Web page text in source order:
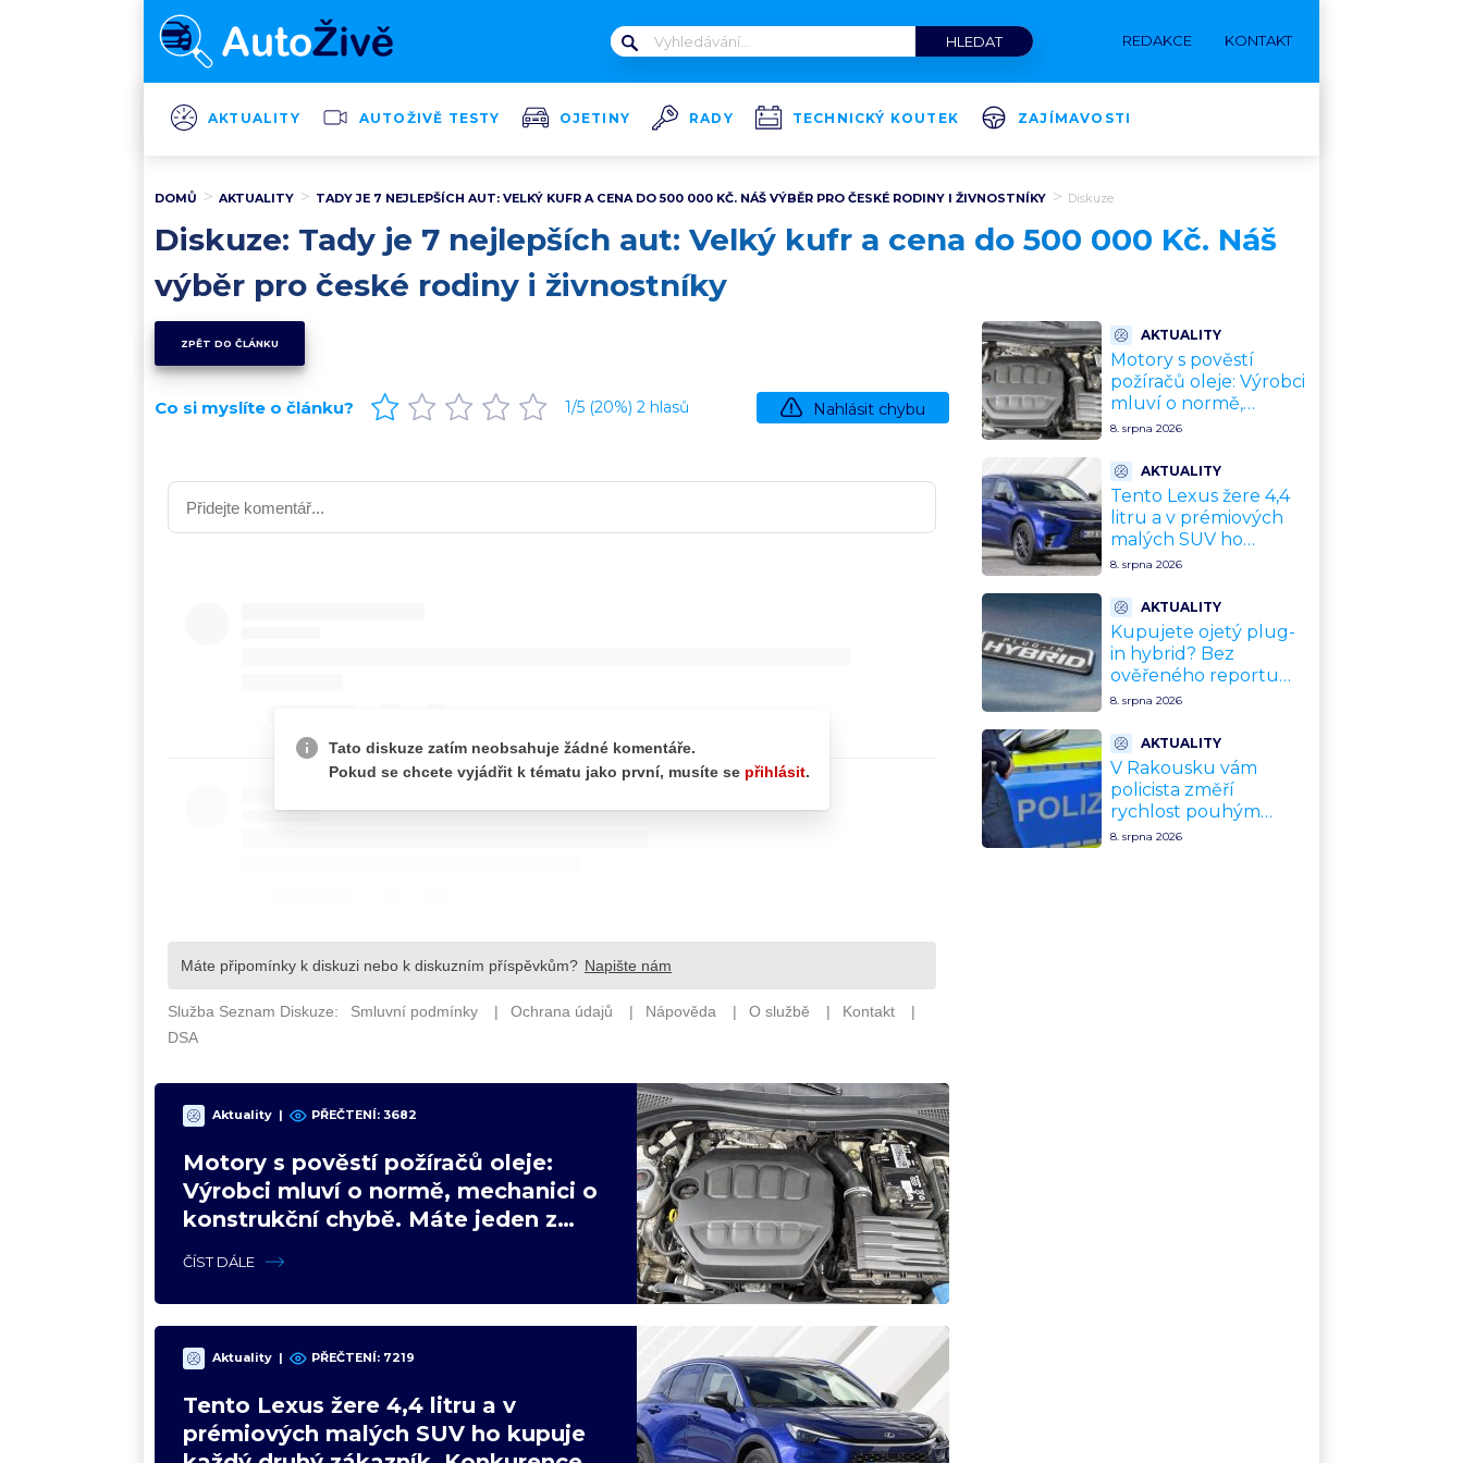
REDAKCE KONTAKT
AKTUALITY AUTOŽIVĚ TESTY OJETINY RADY TECHNICKÝ KOUTEK ZAJÍMAVOSTI
DOMŮ AKTUALITY TADY JE 7 NEJLEPŠÍCH AUT: VELKÝ KUFR A CENA DO 500 000 KČ. NÁŠ VÝBĚR PRO ČESKÉ RODINY I ŽIVNOSTNÍKY Diskuze
Diskuze: Tady je 7 nejlepších aut: Velký kufr a cena do 500 000 Kč. Náš
výběr pro české rodiny i živnostníky
ZPĚT DO ČLÁNKU
Co si myslíte o článku? 1/5 (20%) 2 hlasů Nahlásit chybu
Aktuality | PŘEČTENÍ: 3682
Motory s pověstí požíračů oleje:
Výrobci mluví o normě, mechanici o
konstrukční chybě. Máte jeden z
nich?
ČÍST DÁLE
Aktuality | PŘEČTENÍ: 7219
Tento Lexus žere 4,4 litru a v
prémiových malých SUV ho kupuje
AKTUALITY
Motory s pověstí
požíračů oleje: Výrobci
mluví o normě,
mechanici o
Máte jeden z nich?
8. srpna 2026
AKTUALITY
Tento Lexus žere 4,4
litru a v prémiových
malých SUV ho
kupuje každý druhý
jen přihlíží
8. srpna 2026
AKTUALITY
Kupujete ojetý plug-
in hybrid? Bez
ověřeného reportu
baterie riskujete, že
spalovák
8. srpna 2026
AKTUALITY
V Rakousku vám
policista změří
rychlost pouhým
odhadem a soud mu
8. srpna 2026